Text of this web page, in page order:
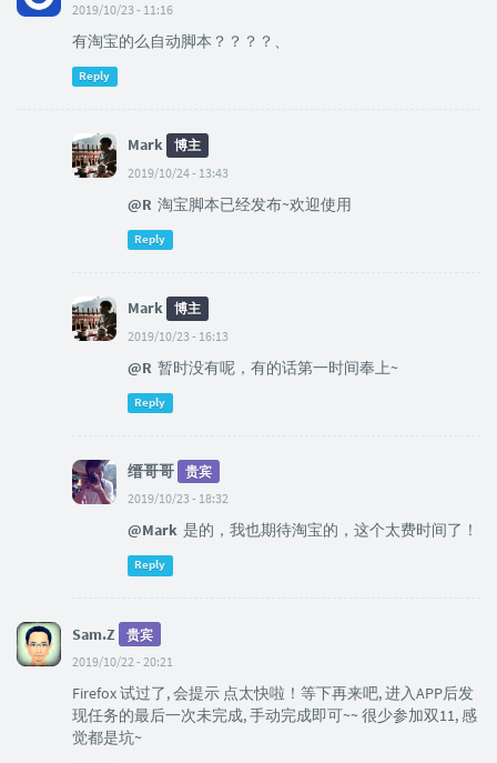
2019/10/23 - 11:16
有淘宝的么自动脚本？？？？、
Reply
Mark
博主
2019/10/24 - 13:43
@R 淘宝脚本已经发布~欢迎使用
Reply
Mark
博主
2019/10/23 - 16:13
@R 暂时没有呢，有的话第一时间奉上~
Reply
缙哥哥
贵宾
2019/10/23 - 18:32
@Mark 是的，我也期待淘宝的，这个太费时间了！
Reply
Sam.Z
贵宾
2019/10/22 - 20:21
Firefox 试过了, 会提示 点太快啦！等下再来吧, 进入APP后发
现任务的最后一次未完成, 手动完成即可~~ 很少参加双11, 感
觉都是坑~